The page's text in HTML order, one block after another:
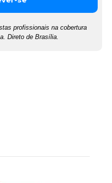
profissionais na cobertura
Direto de Brasília.